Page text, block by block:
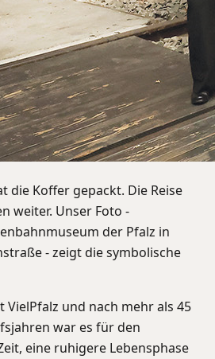
die Koffer gepackt. Die Reise
weiter. Unser Foto -
der Pfalz in
- zeigt die symbolische
VielPfalz und nach mehr als 45
war es für den
eine ruhigere Lebensphase